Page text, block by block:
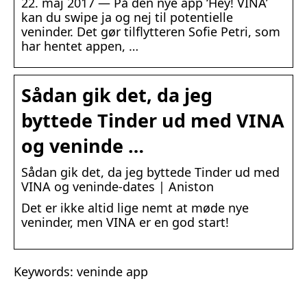
kan du swipe ja og nej til potentielle
veninder. Det gør tilflytteren Sofie Petri, som
har hentet appen, …
Sådan gik det, da jeg
byttede Tinder ud med VINA
og veninde …
Sådan gik det, da jeg byttede Tinder ud med
VINA og veninde-dates | Aniston
Det er ikke altid lige nemt at møde nye
veninder, men VINA er en god start!
Keywords: veninde app